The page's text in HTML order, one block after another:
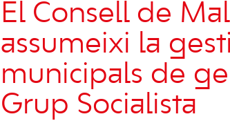
El Consell de
assumeixi la
municipals de
Grup Socialista